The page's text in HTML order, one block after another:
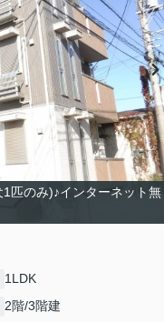
1匹のみ)♪インターネット無
1LDK
2階/3階建